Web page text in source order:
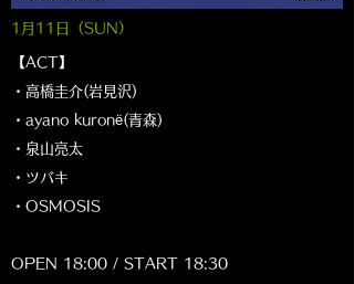
1月11 日（SUN ）
【ACT】
・高橋圭介(岩見沢)
・ayano kuronë(青森)
・泉山亮太
・ツバキ
・OSMOSIS
OPEN 18:00 / START 18:30